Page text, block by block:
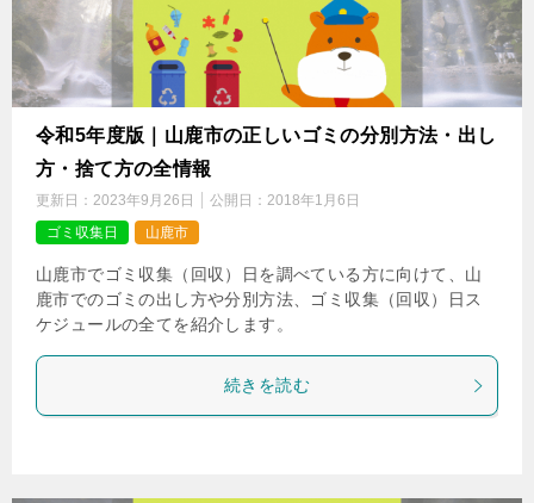
令和5年度版｜山鹿市の正しいゴミの分別方法・出し
方・捨て方の全情報
更新日： 2023年9月26日 公開日： 2018年1月6日
ゴミ収集日
山鹿市
山鹿市でゴミ収集（回収）日を調べている方に向けて、山
鹿市でのゴミの出し方や分別方法、ゴミ収集（回収）日ス
ケジュールの全てを紹介します。
続きを読む